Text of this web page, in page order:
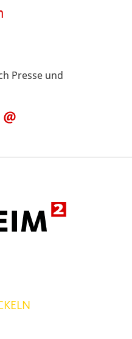
Presse und
Teile
diese